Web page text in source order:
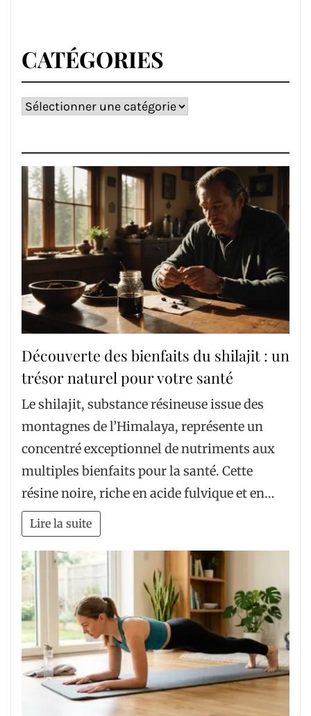
CATÉGORIES
Catégories
Découverte des bienfaits du shilajit : un
trésor naturel pour votre santé
Le shilajit, substance résineuse issue des
montagnes de l’Himalaya, représente un
concentré exceptionnel de nutriments aux
multiples bienfaits pour la santé. Cette
résine noire, riche en acide fulvique et en…
Lire la suite